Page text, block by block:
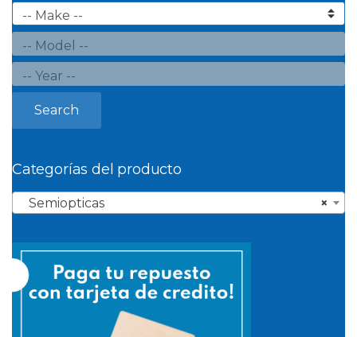
Search
Categorías del producto
×
Semiopticas